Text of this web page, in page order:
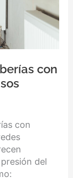
con
con
del